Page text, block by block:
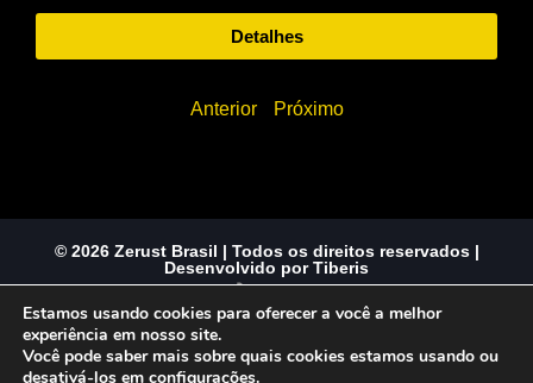
Detalhes
Anterior Próximo
© 2026 Zerust Brasil | Todos os direitos reservados |
Desenvolvido por Tiberis
Estamos usando cookies para oferecer a você a melhor
experiência em nosso site.
Você pode saber mais sobre quais cookies estamos usando ou
desativá-los em configurações.